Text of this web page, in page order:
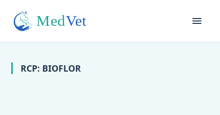
RCP: BIOFLOR